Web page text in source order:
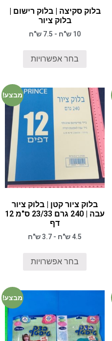
בלוק סקיצה | בלוק רישום |
בלוק ציור
10 ש"ח - 7.5 ש"ח
בחר אפשרויות
מבצע!
בלוק ציור קטן | בלוק ציור
עבה | 240 גרם 23/33 ס"מ 12
דף
4.5 ש"ח - 3.7 ש"ח
בחר אפשרויות
מבצע!